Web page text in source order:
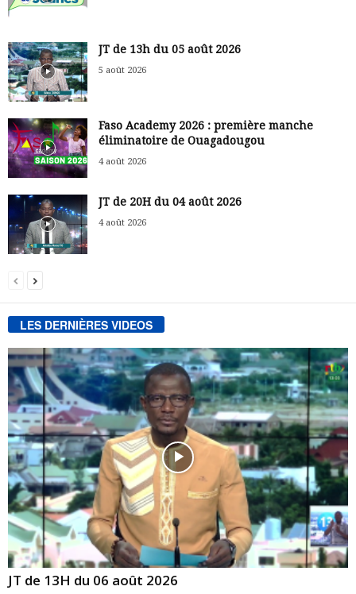
JT de 13h du 05 août 2026
5 août 2026
Faso Academy 2026 : première manche
éliminatoire de Ouagadougou
4 août 2026
JT de 20H du 04 août 2026
4 août 2026
LES DERNIÈRES VIDEOS
JT de 13H du 06 août 2026